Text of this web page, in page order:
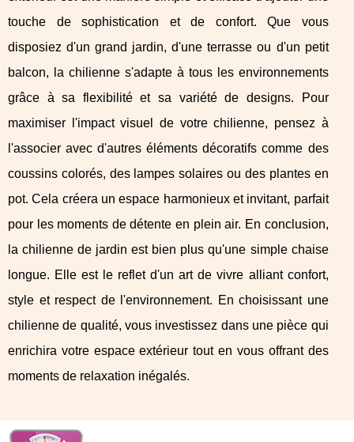
touche de sophistication et de confort. Que vous
disposiez d'un grand jardin, d'une terrasse ou d'un petit
balcon, la chilienne s'adapte à tous les environnements
grâce à sa flexibilité et sa variété de designs. Pour
maximiser l'impact visuel de votre chilienne, pensez à
l'associer avec d'autres éléments décoratifs comme des
coussins colorés, des lampes solaires ou des plantes en
pot. Cela créera un espace harmonieux et invitant, parfait
pour les moments de détente en plein air. En conclusion,
la chilienne de jardin est bien plus qu'une simple chaise
longue. Elle est le reflet d'un art de vivre alliant confort,
style et respect de l'environnement. En choisissant une
chilienne de qualité, vous investissez dans une pièce qui
enrichira votre espace extérieur tout en vous offrant des
moments de relaxation inégalés.